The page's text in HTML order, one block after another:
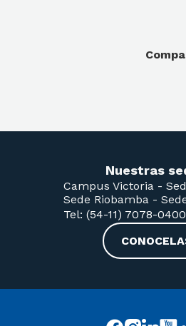
Nuestras
Campus Victoria -
Sede Riobamba -
Tel: (54-11) 7078-0400